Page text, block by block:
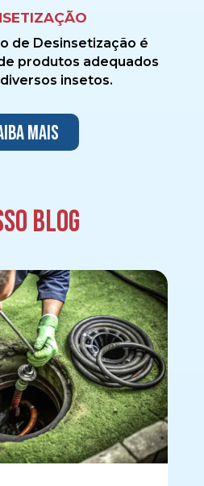
de Desinsetização é
produtos adequados
insetos.
mais
blog